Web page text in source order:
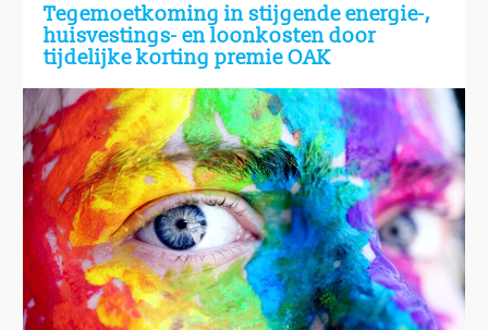
Tegemoetkoming in stijgende energie-,
huisvestings- en loonkosten door
tijdelijke korting premie OAK